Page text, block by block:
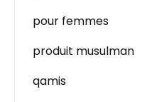
pour femmes
produit musulman
qamis